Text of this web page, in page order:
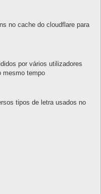
no cache do cloudflare para
por vários utilizadores
mesmo tempo
tipos de letra usados no